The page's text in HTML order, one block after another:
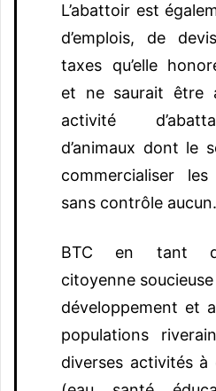
L’abattoir est
d’emplois, de
taxes qu’elle
et ne saurait être
activité
d’animaux dont le
commercialiser
sans contrôle aucun.
BTC en tant
citoyenne
développement et
populations
diverses activités à